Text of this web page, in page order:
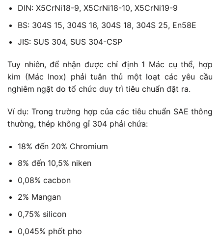
DIN: X5CrNi18-9, X5CrNi18-10, X5CrNi19-9
BS: 304S 15, 304S 16, 304S 18, 304S 25, En58E
JIS: SUS 304, SUS 304-CSP
Tuy nhiên, để nhận được chỉ định 1 Mác cụ thể, hợp
kim (Mác Inox) phải tuân thủ một loạt các yêu cầu
nghiêm ngặt do tổ chức duy trì tiêu chuẩn đặt ra.
Ví dụ: Trong trường hợp của các tiêu chuẩn SAE thông
thường, thép không gỉ 304 phải chứa:
18% đến 20% Chromium
8% đến 10,5% niken
0,08% cacbon
2% Mangan
0,75% silicon
0,045% phốt pho